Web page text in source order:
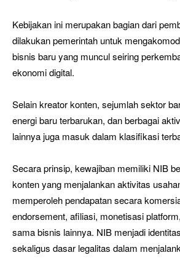
Kebijakan ini merupakan bagian dari
dilakukan pemerintah untuk
bisnis baru yang muncul seiring
ekonomi digital.
Selain kreator konten, sejumlah sektor
energi baru terbarukan, dan berbagai
lainnya juga masuk dalam klasifikasi
Secara prinsip, kewajiban memiliki NIB
konten yang menjalankan aktivitas
memperoleh pendapatan secara
endorsement, afiliasi, monetisasi
sama bisnis lainnya. NIB menjadi
sekaligus dasar legalitas dalam